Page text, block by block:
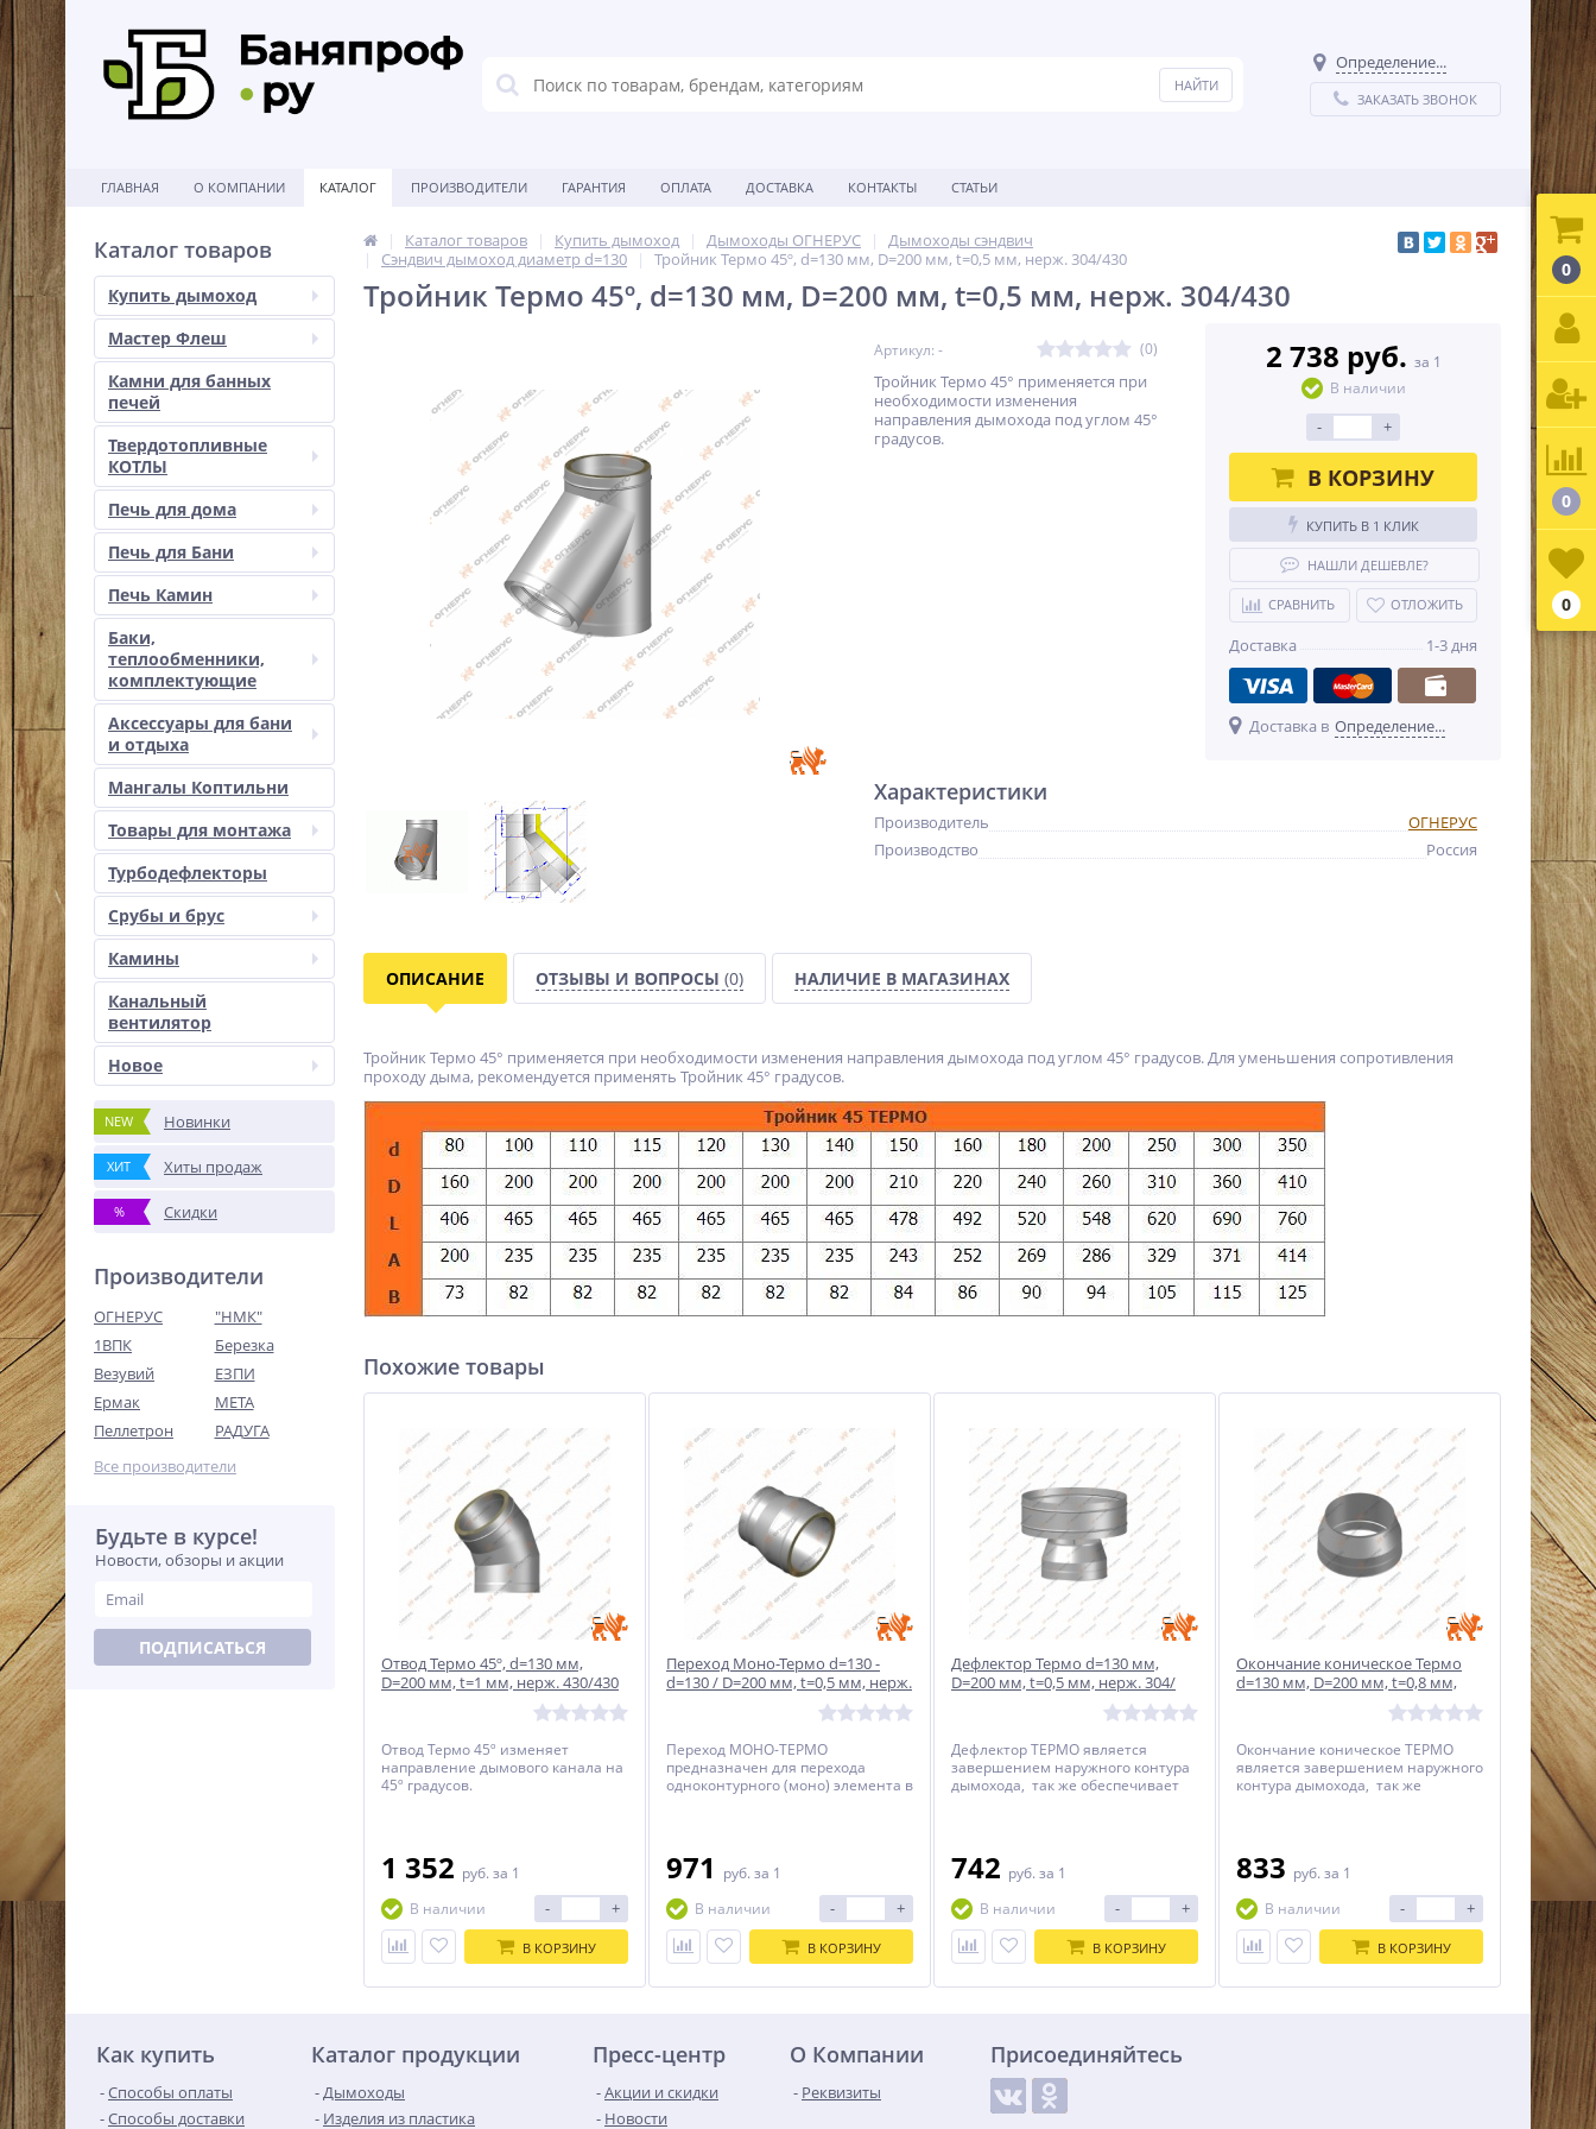
Определение...
ЗАКАЗАТЬ ЗВОНОК
ГЛАВНАЯ О КОМПАНИИ КАТАЛОГ ПРОИЗВОДИТЕЛИ ГАРАНТИЯ ОПЛАТА ДОСТАВКА КОНТАКТЫ СТАТЬИ
Каталог товаров
Купить дымоход
Мастер Флеш
Камни для банных
печей
Твердотопливные
КОТЛЫ
Печь для дома
Печь для Бани
Печь Камин
Баки,
теплообменники,
комплектующие
Аксессуары для бани
и отдыха
Мангалы Коптильни
Товары для монтажа
Турбодефлекторы
Срубы и брус
Камины
Канальный
вентилятор
Новое
NEW Новинки
ХИТ Хиты продаж
% Скидки
Производители
ОГНЕРУС
"НМК"
1ВПК
Березка
Везувий
ЕЗПИ
Ермак
МЕТА
Пеллетрон
РАДУГА
Все производители
Будьте в курсе!
Новости, обзоры и акции
ПОДПИСАТЬСЯ
Каталог товаров Купить дымоход Дымоходы ОГНЕРУС
Дымоходы сэндвич
Сэндвич дымоход диаметр d=130
Тройник Термо 45º, d=130 мм, D=200 мм, t=0,5 мм, нерж. 304/430
Тройник Термо 45º, d=130 мм, D=200 мм, t=0,5 мм, нерж. 304/430
Артикул: - (0)
Тройник Термо 45° применяется при
необходимости изменения
направления дымохода под углом 45°
градусов.
2 738 руб. за 1
В наличии
- +
В КОРЗИНУ
КУПИТЬ В 1 КЛИК
НАШЛИ ДЕШЕВЛЕ?
СРАВНИТЬ ОТЛОЖИТЬ
Доставка 1-3 дня
Доставка в Определение...
Характеристики
Производитель
ОГНЕРУС
Производство
Россия
ОПИСАНИЕ ОТЗЫВЫ И ВОПРОСЫ (0) НАЛИЧИЕ В МАГАЗИНАХ
Тройник Термо 45° применяется при необходимости изменения направления дымохода под углом 45° градусов. Для уменьшения сопротивления
проходу дыма, рекомендуется применять Тройник 45° градусов.
Похожие товары
Отвод Термо 45º, d=130 мм,
D=200 мм, t=1 мм, нерж. 430/430
Отвод Термо 45º изменяет
направление дымового канала на
45º градусов.
1 352 руб. за 1
В наличии
- +
В КОРЗИНУ
Переход Моно-Термо d=130 -
d=130 / D=200 мм, t=0,5 мм, нерж.
Переход МОНО-ТЕРМО
предназначен для перехода
одноконтурного (моно) элемента в
971 руб. за 1
В наличии
- +
В КОРЗИНУ
Дефлектор Термо d=130 мм,
D=200 мм, t=0,5 мм, нерж. 304/
Дефлектор ТЕРМО является
завершением наружного контура
дымохода, так же обеспечивает
742 руб. за 1
В наличии
- +
В КОРЗИНУ
Окончание коническое Термо
d=130 мм, D=200 мм, t=0,8 мм,
Окончание коническое ТЕРМО
является завершением наружного
контура дымохода, так же
833 руб. за 1
В наличии
- +
В КОРЗИНУ
Как купить
Способы оплаты
Способы доставки
Каталог продукции
Дымоходы
Изделия из пластика
Пресс-центр
Акции и скидки
Новости
О Компании
Реквизиты
Присоединяйтесь
0
0
0